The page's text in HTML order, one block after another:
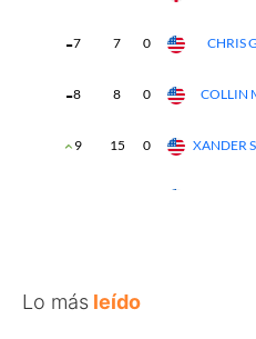
Lo más leído